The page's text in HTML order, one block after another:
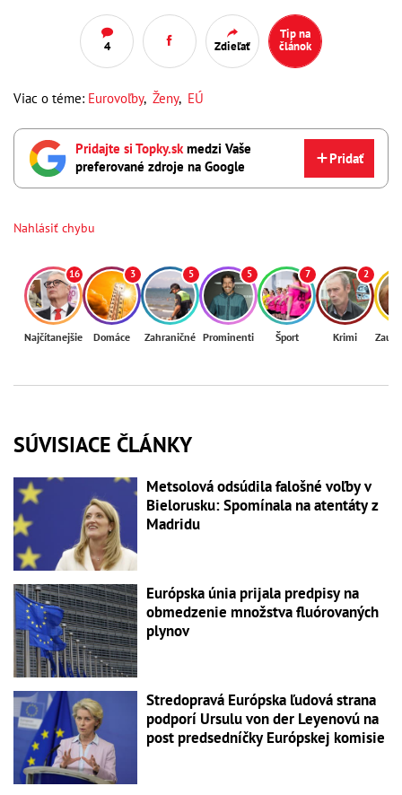
4 Zdieľať
Tip na
článok
Viac o téme: Eurovoľby, Ženy, EÚ
Pridajte si Topky.skmedzi Vaše
preferované zdroje na Google
Pridať
Nahlásiť chybu
16
Najčítanejšie
3
Domáce
5
Zahraničné
5
Prominenti
7
Šport
2
Krimi
SÚVISIACE ČLÁNKY
Metsolová odsúdila falošné voľby v
Bielorusku: Spomínala na atentáty z
Madridu
Európska únia prijala predpisy na
obmedzenie množstva fluórovaných
plynov
Stredopravá Európska ľudová strana
podporí Ursulu von der Leyenovú na
post predsedníčky Európskej komisie